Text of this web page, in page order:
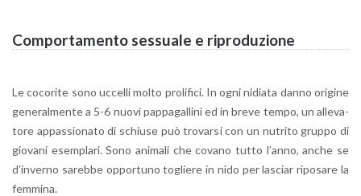
Com­por­ta­men­to ses­sua­le e ri­pro­du­zio­ne
Le co­co­ri­te sono uc­cel­li molto pro­li­fi­ci. In ogni ni­dia­ta danno ori­gi­ne
ge­ne­ral­men­te a 5-6 nuovi pap­pa­gal­li­ni ed in breve tempo, un al­le­va­
to­re ap­pas­sio­na­to di schiu­se può tro­var­si con un nu­tri­to grup­po di
gio­va­ni esem­pla­ri. Sono ani­ma­li che co­va­no tutto l’an­no, anche se
d’in­ver­no sa­reb­be op­por­tu­no to­glie­re in nido per la­sciar ri­po­sa­re la
fem­mi­na.